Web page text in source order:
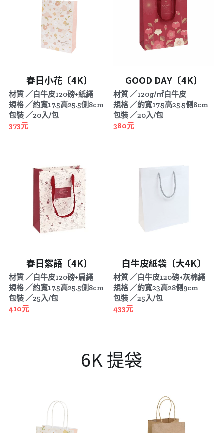
春日小花〔4K〕
材質 ／白牛皮120磅+紙繩
規格 ／約寬17.5高25.5側8cm
包裝 ／20入/包
373元
GOOD DAY〔4K〕
材質 ／120g/㎡白牛皮
規格 ／約寬17.5高25.5側8cm
包裝 ／20入/包
380元
春日絮語〔4K〕
材質 ／白牛皮120磅+扁繩
規格 ／約寬17.5高25.5側8cm
包裝 ／25入/包
410元
白牛皮紙袋〔大4K〕
材質 ／白牛皮120磅+灰棉繩
規格 ／約寬23高28側9cm
包裝 ／25入/包
433元
6K 提袋